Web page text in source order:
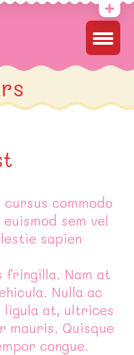
commodo
sem vel
sapien
fringilla. Nam at
Nulla ac
ligula at, ultrices
mauris. Quisque
congue.